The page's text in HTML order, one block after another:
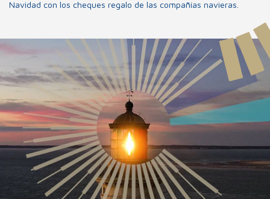
400 años de historia
¡Adelante!
Horarios y reservaciones
Navidad con los cheques regalo de las compañías navieras.